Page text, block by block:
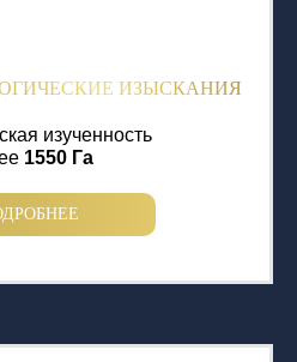
ИЗЫСКАНИЯ
изученность
1550 Га